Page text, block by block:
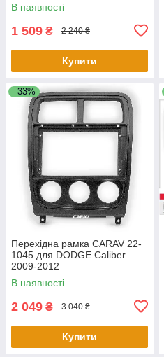
В наявності
1 509 ₴ 2 240 ₴
Купити
–33%
Перехідна рамка CARAV 22-
1045 для DODGE Caliber
2009-2012
В наявності
2 049 ₴ 3 040 ₴
Купити